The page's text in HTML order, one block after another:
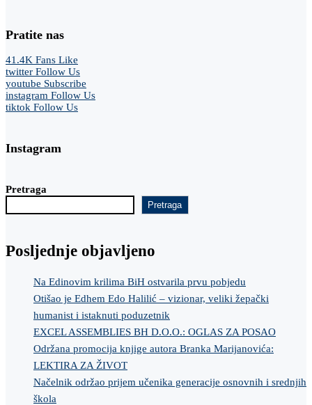
Pratite nas
41.4K Fans Like
twitter Follow Us
youtube Subscribe
instagram Follow Us
tiktok Follow Us
Instagram
Pretraga
Pretraga
Posljednje objavljeno
Na Edinovim krilima BiH ostvarila prvu pobjedu
Otišao je Edhem Edo Halilić – vizionar, veliki žepački
humanist i istaknuti poduzetnik
EXCEL ASSEMBLIES BH D.O.O.: OGLAS ZA POSAO
Održana promocija knjige autora Branka Marijanovića:
LEKTIRA ZA ŽIVOT
Načelnik održao prijem učenika generacije osnovnih i srednjih
škola